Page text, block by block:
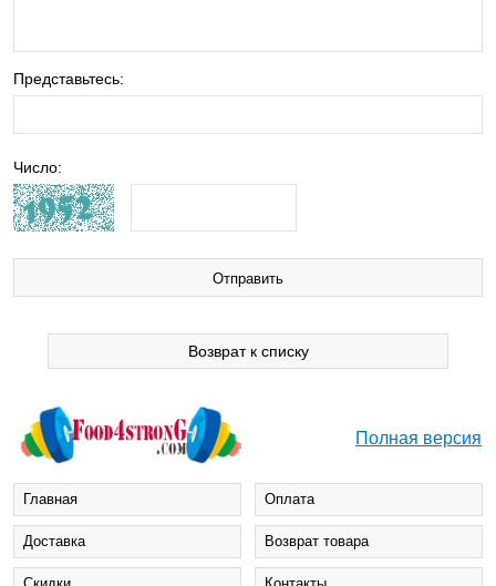
Представьтесь:
Число:
Возврат к списку
Полная версия
Главная Оплата
Доставка Возврат товара